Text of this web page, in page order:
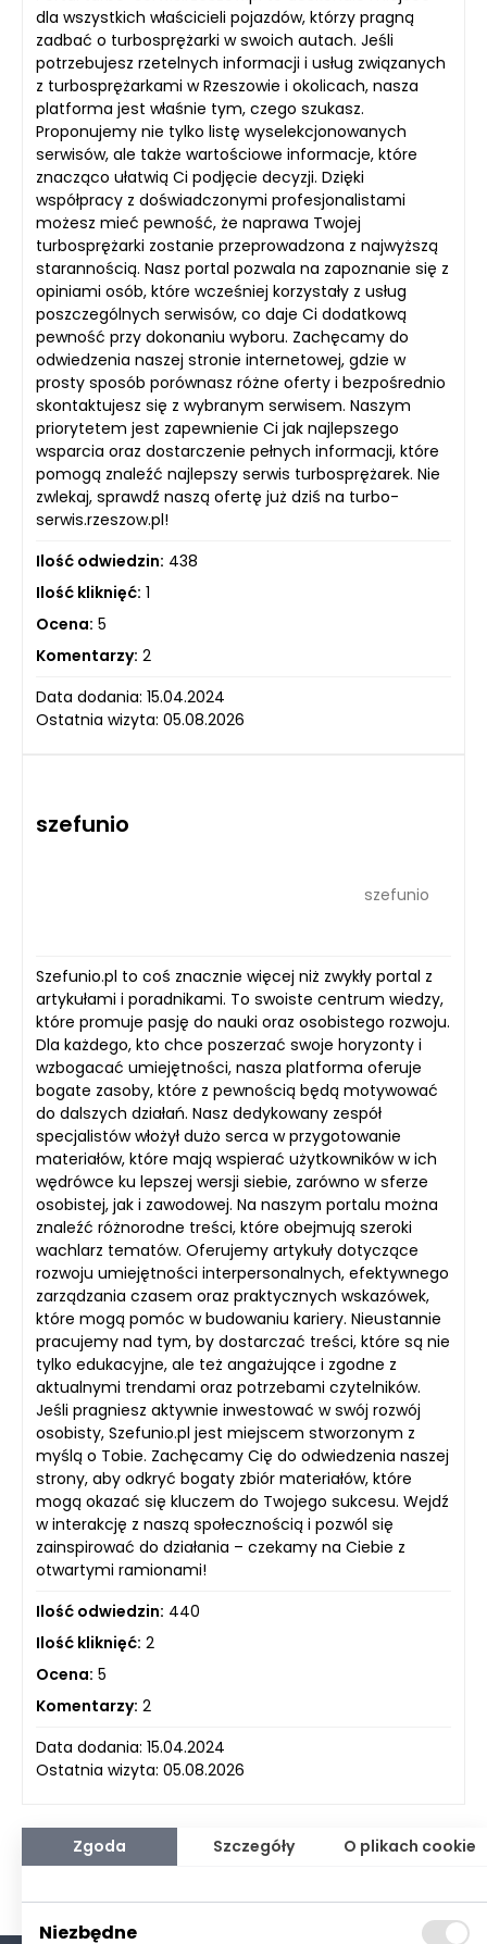
dla wszystkich właścicieli pojazdów, którzy pragną
zadbać o turbosprężarki w swoich autach. Jeśli
potrzebujesz rzetelnych informacji i usług związanych
z turbosprężarkami w Rzeszowie i okolicach, nasza
platforma jest właśnie tym, czego szukasz.
Proponujemy nie tylko listę wyselekcjonowanych
serwisów, ale także wartościowe informacje, które
znacząco ułatwią Ci podjęcie decyzji. Dzięki
współpracy z doświadczonymi profesjonalistami
możesz mieć pewność, że naprawa Twojej
turbosprężarki zostanie przeprowadzona z najwyższą
starannością. Nasz portal pozwala na zapoznanie się z
opiniami osób, które wcześniej korzystały z usług
poszczególnych serwisów, co daje Ci dodatkową
pewność przy dokonaniu wyboru. Zachęcamy do
odwiedzenia naszej stronie internetowej, gdzie w
prosty sposób porównasz różne oferty i bezpośrednio
skontaktujesz się z wybranym serwisem. Naszym
priorytetem jest zapewnienie Ci jak najlepszego
wsparcia oraz dostarczenie pełnych informacji, które
pomogą znaleźć najlepszy serwis turbosprężarek. Nie
zwlekaj, sprawdź naszą ofertę już dziś na turbo-
serwis.rzeszow.pl!
Ilość odwiedzin: 438
Ilość kliknięć: 1
Ocena: 5
Komentarzy: 2
Data dodania: 15.04.2024
Ostatnia wizyta: 05.08.2026
szefunio
szefunio
Szefunio.pl to coś znacznie więcej niż zwykły portal z
artykułami i poradnikami. To swoiste centrum wiedzy,
które promuje pasję do nauki oraz osobistego rozwoju.
Dla każdego, kto chce poszerzać swoje horyzonty i
wzbogacać umiejętności, nasza platforma oferuje
bogate zasoby, które z pewnością będą motywować
do dalszych działań. Nasz dedykowany zespół
specjalistów włożył dużo serca w przygotowanie
materiałów, które mają wspierać użytkowników w ich
wędrówce ku lepszej wersji siebie, zarówno w sferze
osobistej, jak i zawodowej. Na naszym portalu można
znaleźć różnorodne treści, które obejmują szeroki
wachlarz tematów. Oferujemy artykuły dotyczące
rozwoju umiejętności interpersonalnych, efektywnego
zarządzania czasem oraz praktycznych wskazówek,
które mogą pomóc w budowaniu kariery. Nieustannie
pracujemy nad tym, by dostarczać treści, które są nie
tylko edukacyjne, ale też angażujące i zgodne z
aktualnymi trendami oraz potrzebami czytelników.
Jeśli pragniesz aktywnie inwestować w swój rozwój
osobisty, Szefunio.pl jest miejscem stworzonym z
myślą o Tobie. Zachęcamy Cię do odwiedzenia naszej
strony, aby odkryć bogaty zbiór materiałów, które
mogą okazać się kluczem do Twojego sukcesu. Wejdź
w interakcję z naszą społecznością i pozwól się
zainspirować do działania – czekamy na Ciebie z
otwartymi ramionami!
Ilość odwiedzin: 440
Ilość kliknięć: 2
Ocena: 5
Komentarzy: 2
Data dodania: 15.04.2024
Ostatnia wizyta: 05.08.2026
Zgoda Szczegóły O plikach cookie
Niezbędne